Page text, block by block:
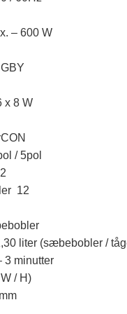
– 600 W
x 8 W
/ 5pol
12
liter (sæbebobler /
3 minutter
/ H)